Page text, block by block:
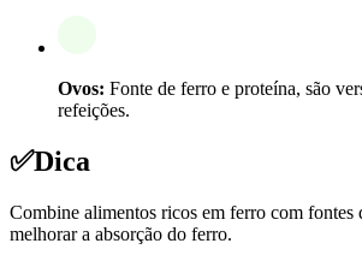
Ovos: Fonte de ferro e proteína, são
refeições.
✅Dica
Combine alimentos ricos em ferro com fontes
melhorar a absorção do ferro.